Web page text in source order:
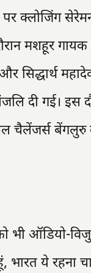
क्लोजिंग
मशहूर
दी गई। इस
चैलेंजर्स
भी ऑडियो-
ये रहना